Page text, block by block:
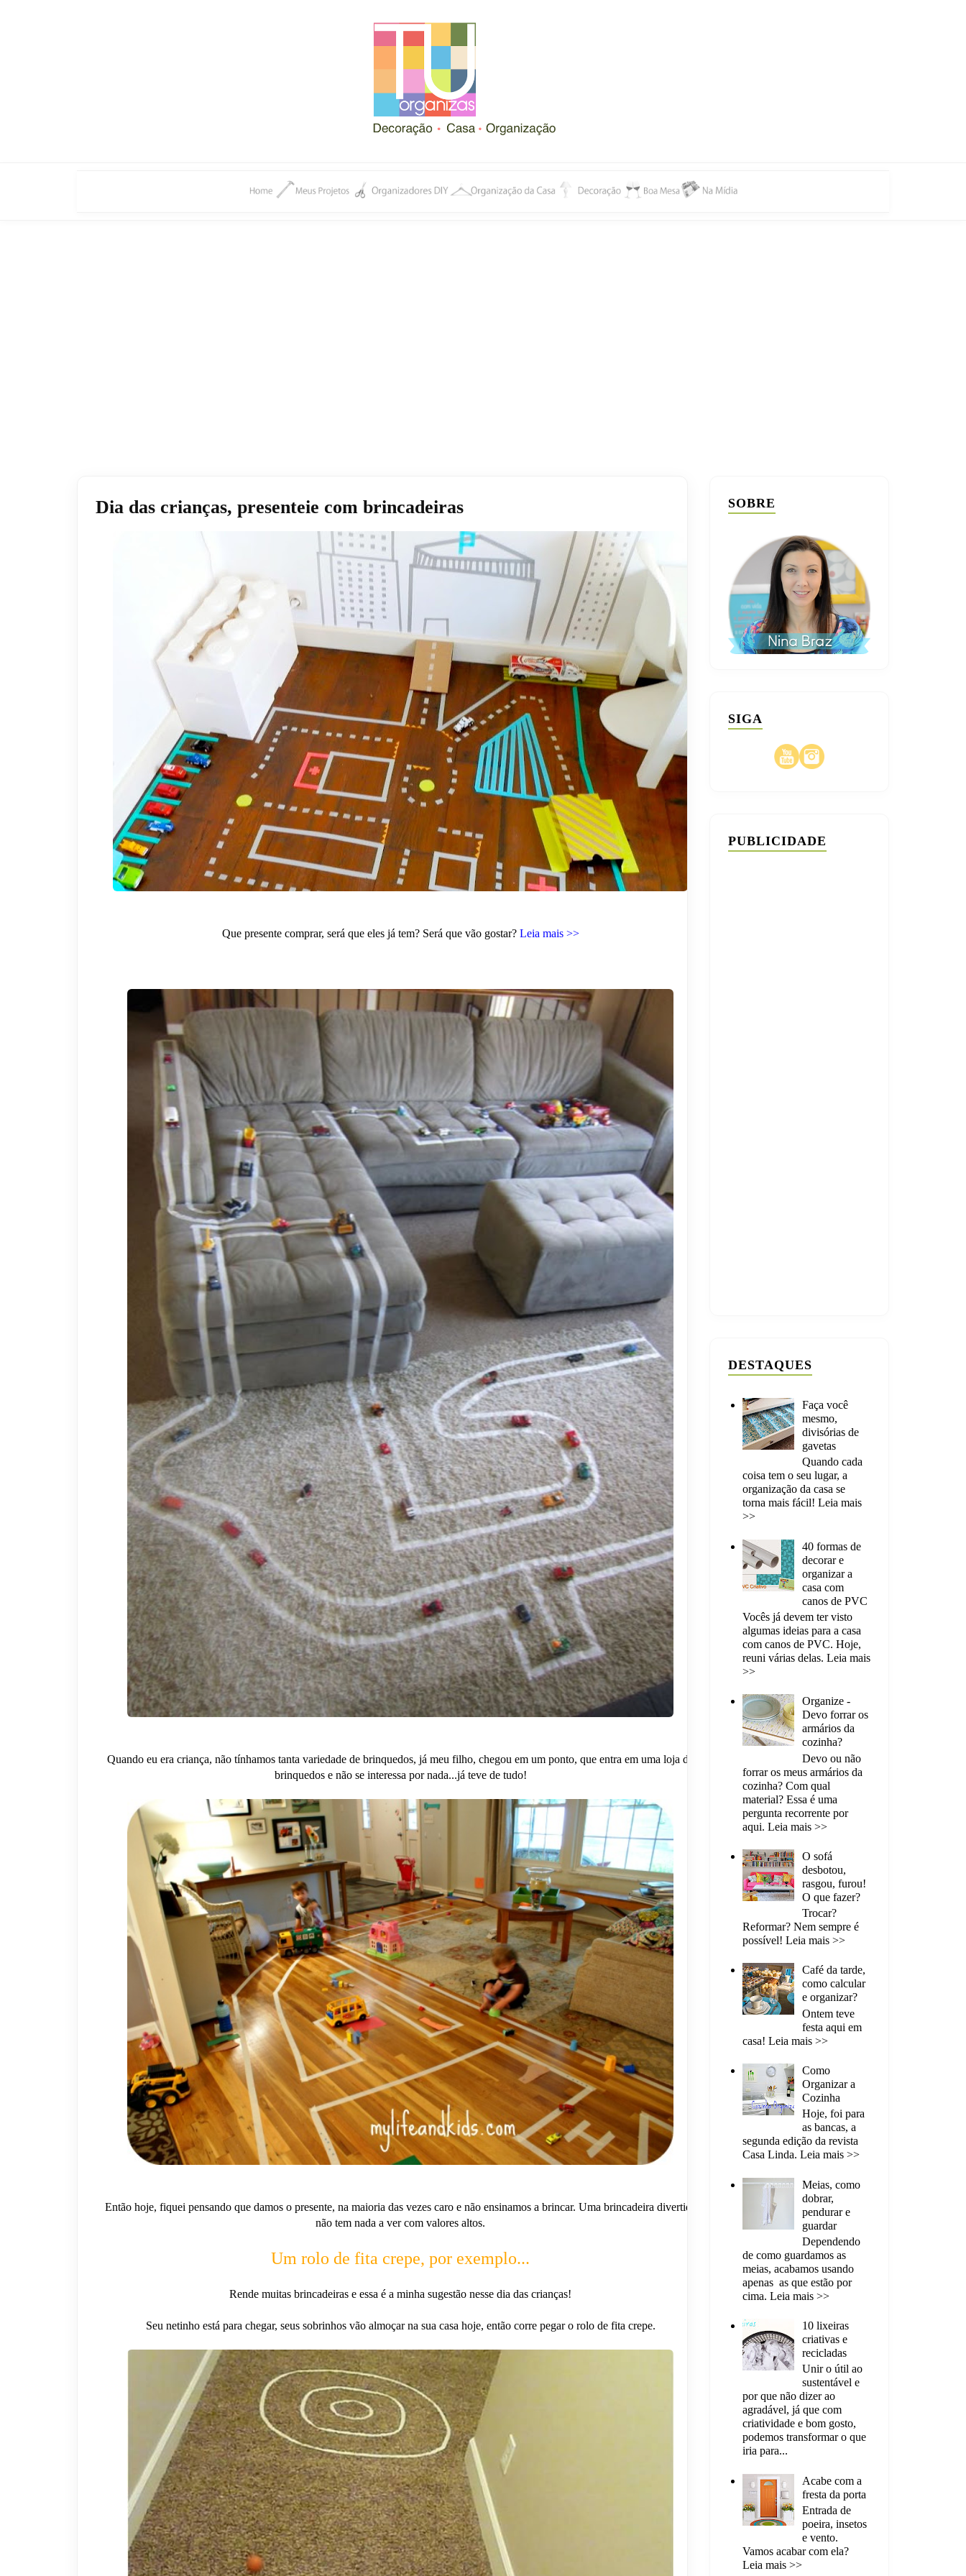
Dia das crianças, presenteie com brincadeiras
Que presente comprar, será que eles já tem? Será que vão gostar? Leia mais >>
Quando eu era criança, não tínhamos tanta variedade de brinquedos, já meu filho, chegou em um ponto, que entra em uma loja de
brinquedos e não se interessa por nada...já teve de tudo!
Então hoje, fiquei pensando que damos o presente, na maioria das vezes caro e não ensinamos a brincar. Uma brincadeira divertida
não tem nada a ver com valores altos.
Um rolo de fita crepe, por exemplo...
Rende muitas brincadeiras e essa é a minha sugestão nesse dia das crianças!
Seu netinho está para chegar, seus sobrinhos vão almoçar na sua casa hoje, então corre pegar o rolo de fita crepe.
SOBRE
SIGA
PUBLICIDADE
DESTAQUES
Faça você
mesmo,
divisórias de
gavetas
Quando cada
coisa tem o seu lugar, a
organização da casa se
torna mais fácil! Leia mais
>>
40 formas de
decorar e
organizar a
casa com
canos de PVC
Vocês já devem ter visto
algumas ideias para a casa
com canos de PVC. Hoje,
reuni várias delas. Leia mais
>>
Organize -
Devo forrar os
armários da
cozinha?
Devo ou não
forrar os meus armários da
cozinha? Com qual
material? Essa é uma
pergunta recorrente por
aqui. Leia mais >>
O sofá
desbotou,
rasgou, furou!
O que fazer?
Trocar?
Reformar? Nem sempre é
possível! Leia mais >>
Café da tarde,
como calcular
e organizar?
Ontem teve
festa aqui em
casa! Leia mais >>
Como
Organizar a
Cozinha
Hoje, foi para
as bancas, a
segunda edição da revista
Casa Linda. Leia mais >>
Meias, como
dobrar,
pendurar e
guardar
Dependendo
de como guardamos as
meias, acabamos usando
apenas as que estão por
cima. Leia mais >>
10 lixeiras
criativas e
recicladas
Unir o útil ao
sustentável e
por que não dizer ao
agradável, já que com
criatividade e bom gosto,
podemos transformar o que
iria para...
Acabe com a
fresta da porta
Entrada de
poeira, insetos
e vento.
Vamos acabar com ela?
Leia mais >>